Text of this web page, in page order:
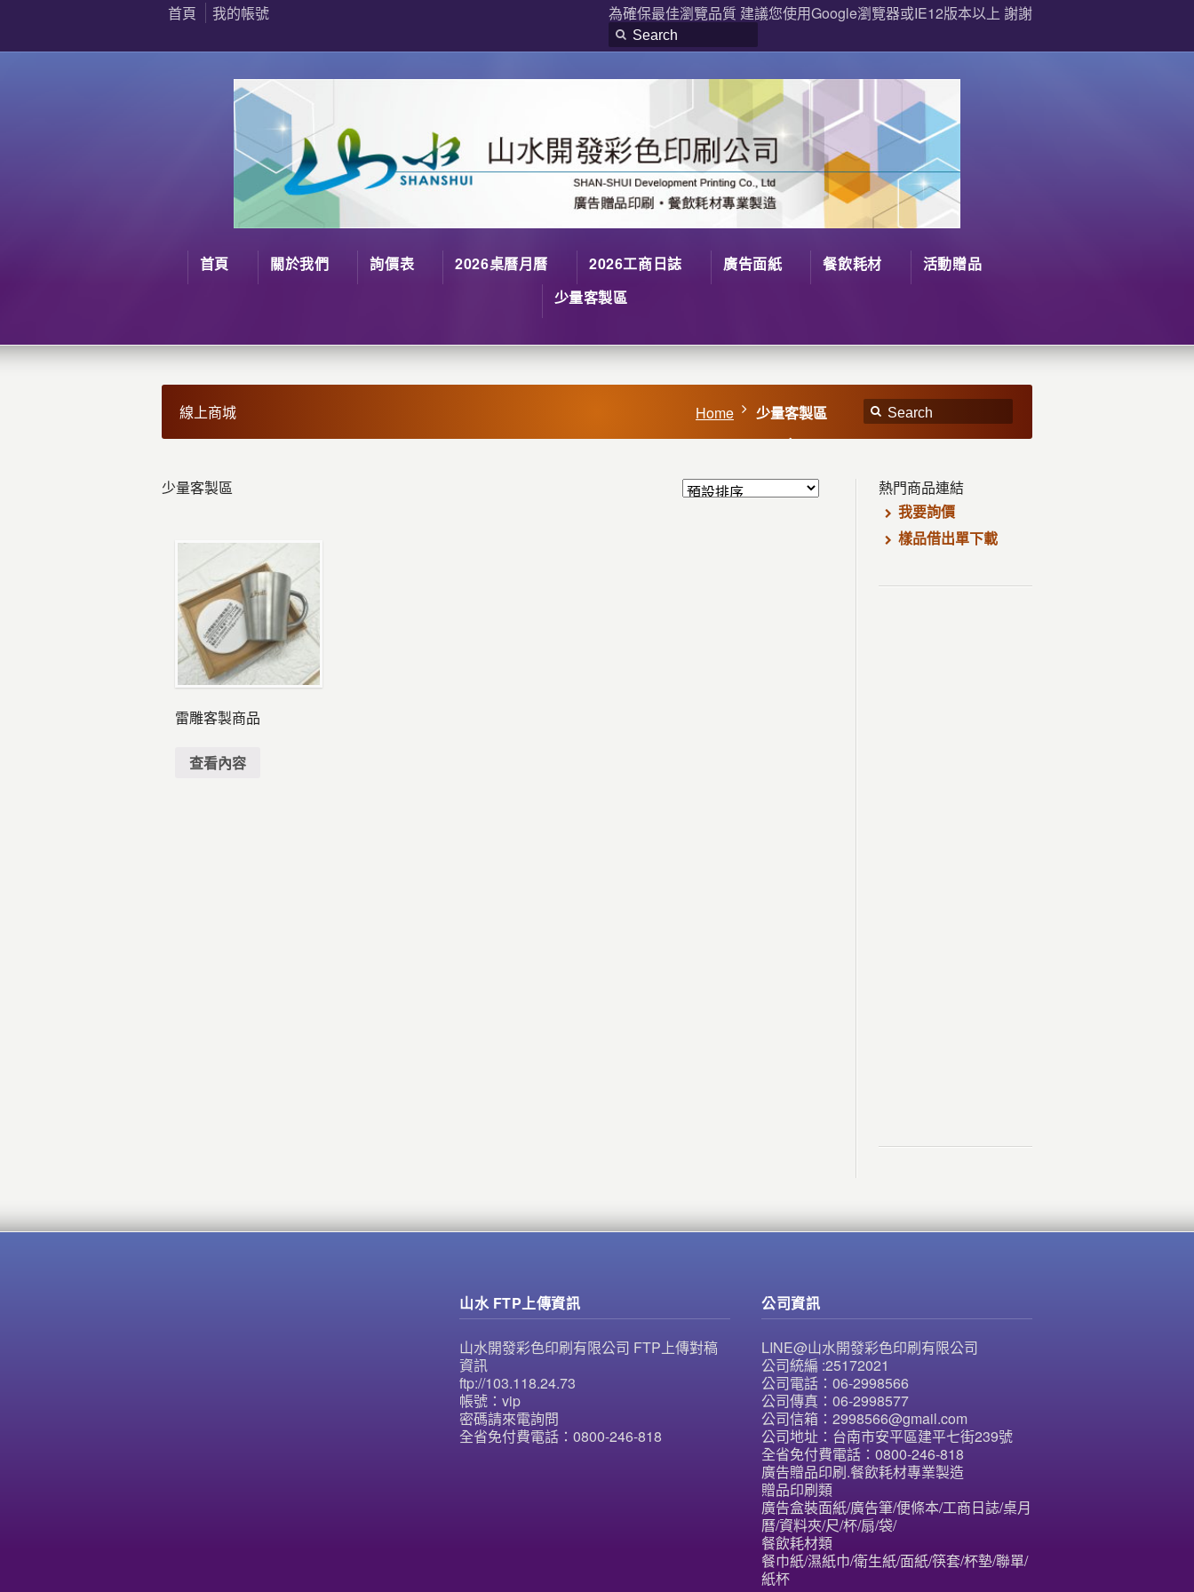
首頁 我的帳號 為確保最佳瀏覽品質 建議您使用Google瀏覽器或IE12版本以上 謝謝
首頁 關於我們 詢價表 2026桌曆月曆 2026工商日誌 廣告面紙 餐飲耗材
活動贈品
少量客製區
線上商城 Home 少量客製區
少量客製區
雷雕客製商品
查看內容
熱門商品連結
我要詢價
樣品借出單下載
山水 FTP上傳資訊
山水開發彩色印刷有限公司 FTP上傳對稿
資訊
ftp://103.118.24.73
帳號：vip
密碼請來電詢問
全省免付費電話：0800-246-818
公司資訊
LINE@山水開發彩色印刷有限公司
公司統編 :25172021
公司電話：06-2998566
公司傳真：06-2998577
公司信箱：2998566@gmail.com
公司地址：台南市安平區建平七街239號
全省免付費電話：0800-246-818
廣告贈品印刷.餐飲耗材專業製造
贈品印刷類
廣告盒裝面紙/廣告筆/便條本/工商日誌/桌月
曆/資料夾/尺/杯/扇/袋/
餐飲耗材類
餐巾紙/濕紙巾/衛生紙/面紙/筷套/杯墊/聯單/
紙杯